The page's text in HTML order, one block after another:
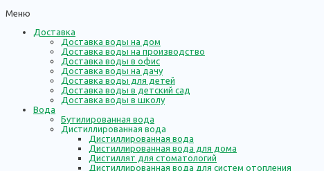
Меню
Доставка
Доставка воды на дом
Доставка воды на производство
Доставка воды в офис
Доставка воды на дачу
Доставка воды для детей
Доставка воды в детский сад
Доставка воды в школу
Вода
Бутилированная вода
Дистиллированная вода
Дистиллированная вода
Дистиллированная вода для дома
Дистиллят для стоматологий
Дистиллированная вода для систем отопления